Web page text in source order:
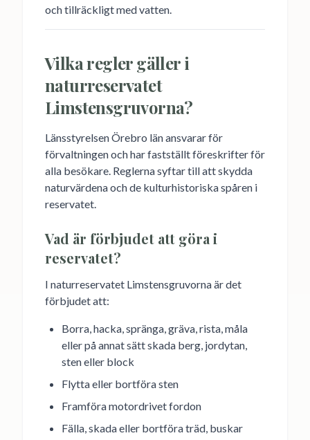
och tillräckligt med vatten.
Vilka regler gäller i
naturreservatet
Limstensgruvorna?
Länsstyrelsen Örebro län ansvarar för
förvaltningen och har fastställt föreskrifter för
alla besökare. Reglerna syftar till att skydda
naturvärdena och de kulturhistoriska spåren i
reservatet.
Vad är förbjudet att göra i
reservatet?
I naturreservatet Limstensgruvorna är det
förbjudet att:
Borra, hacka, spränga, gräva, rista, måla
eller på annat sätt skada berg, jordytan,
sten eller block
Flytta eller bortföra sten
Framföra motordrivet fordon
Fälla, skada eller bortföra träd, buskar